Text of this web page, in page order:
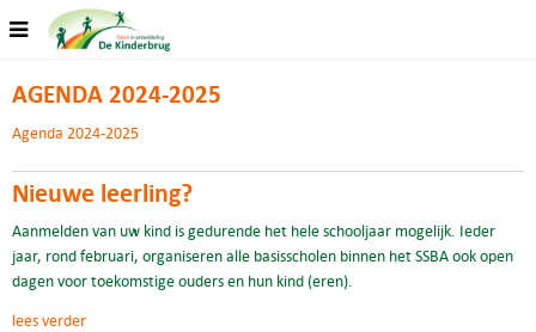
AGENDA 2024-2025
Agenda 2024-2025
Nieuwe leerling?
Aanmelden van uw kind is gedurende het hele schooljaar mogelijk. Ieder
jaar, rond februari, organiseren alle basisscholen binnen het SSBA ook open
dagen voor toekomstige ouders en hun kind (eren).
lees verder